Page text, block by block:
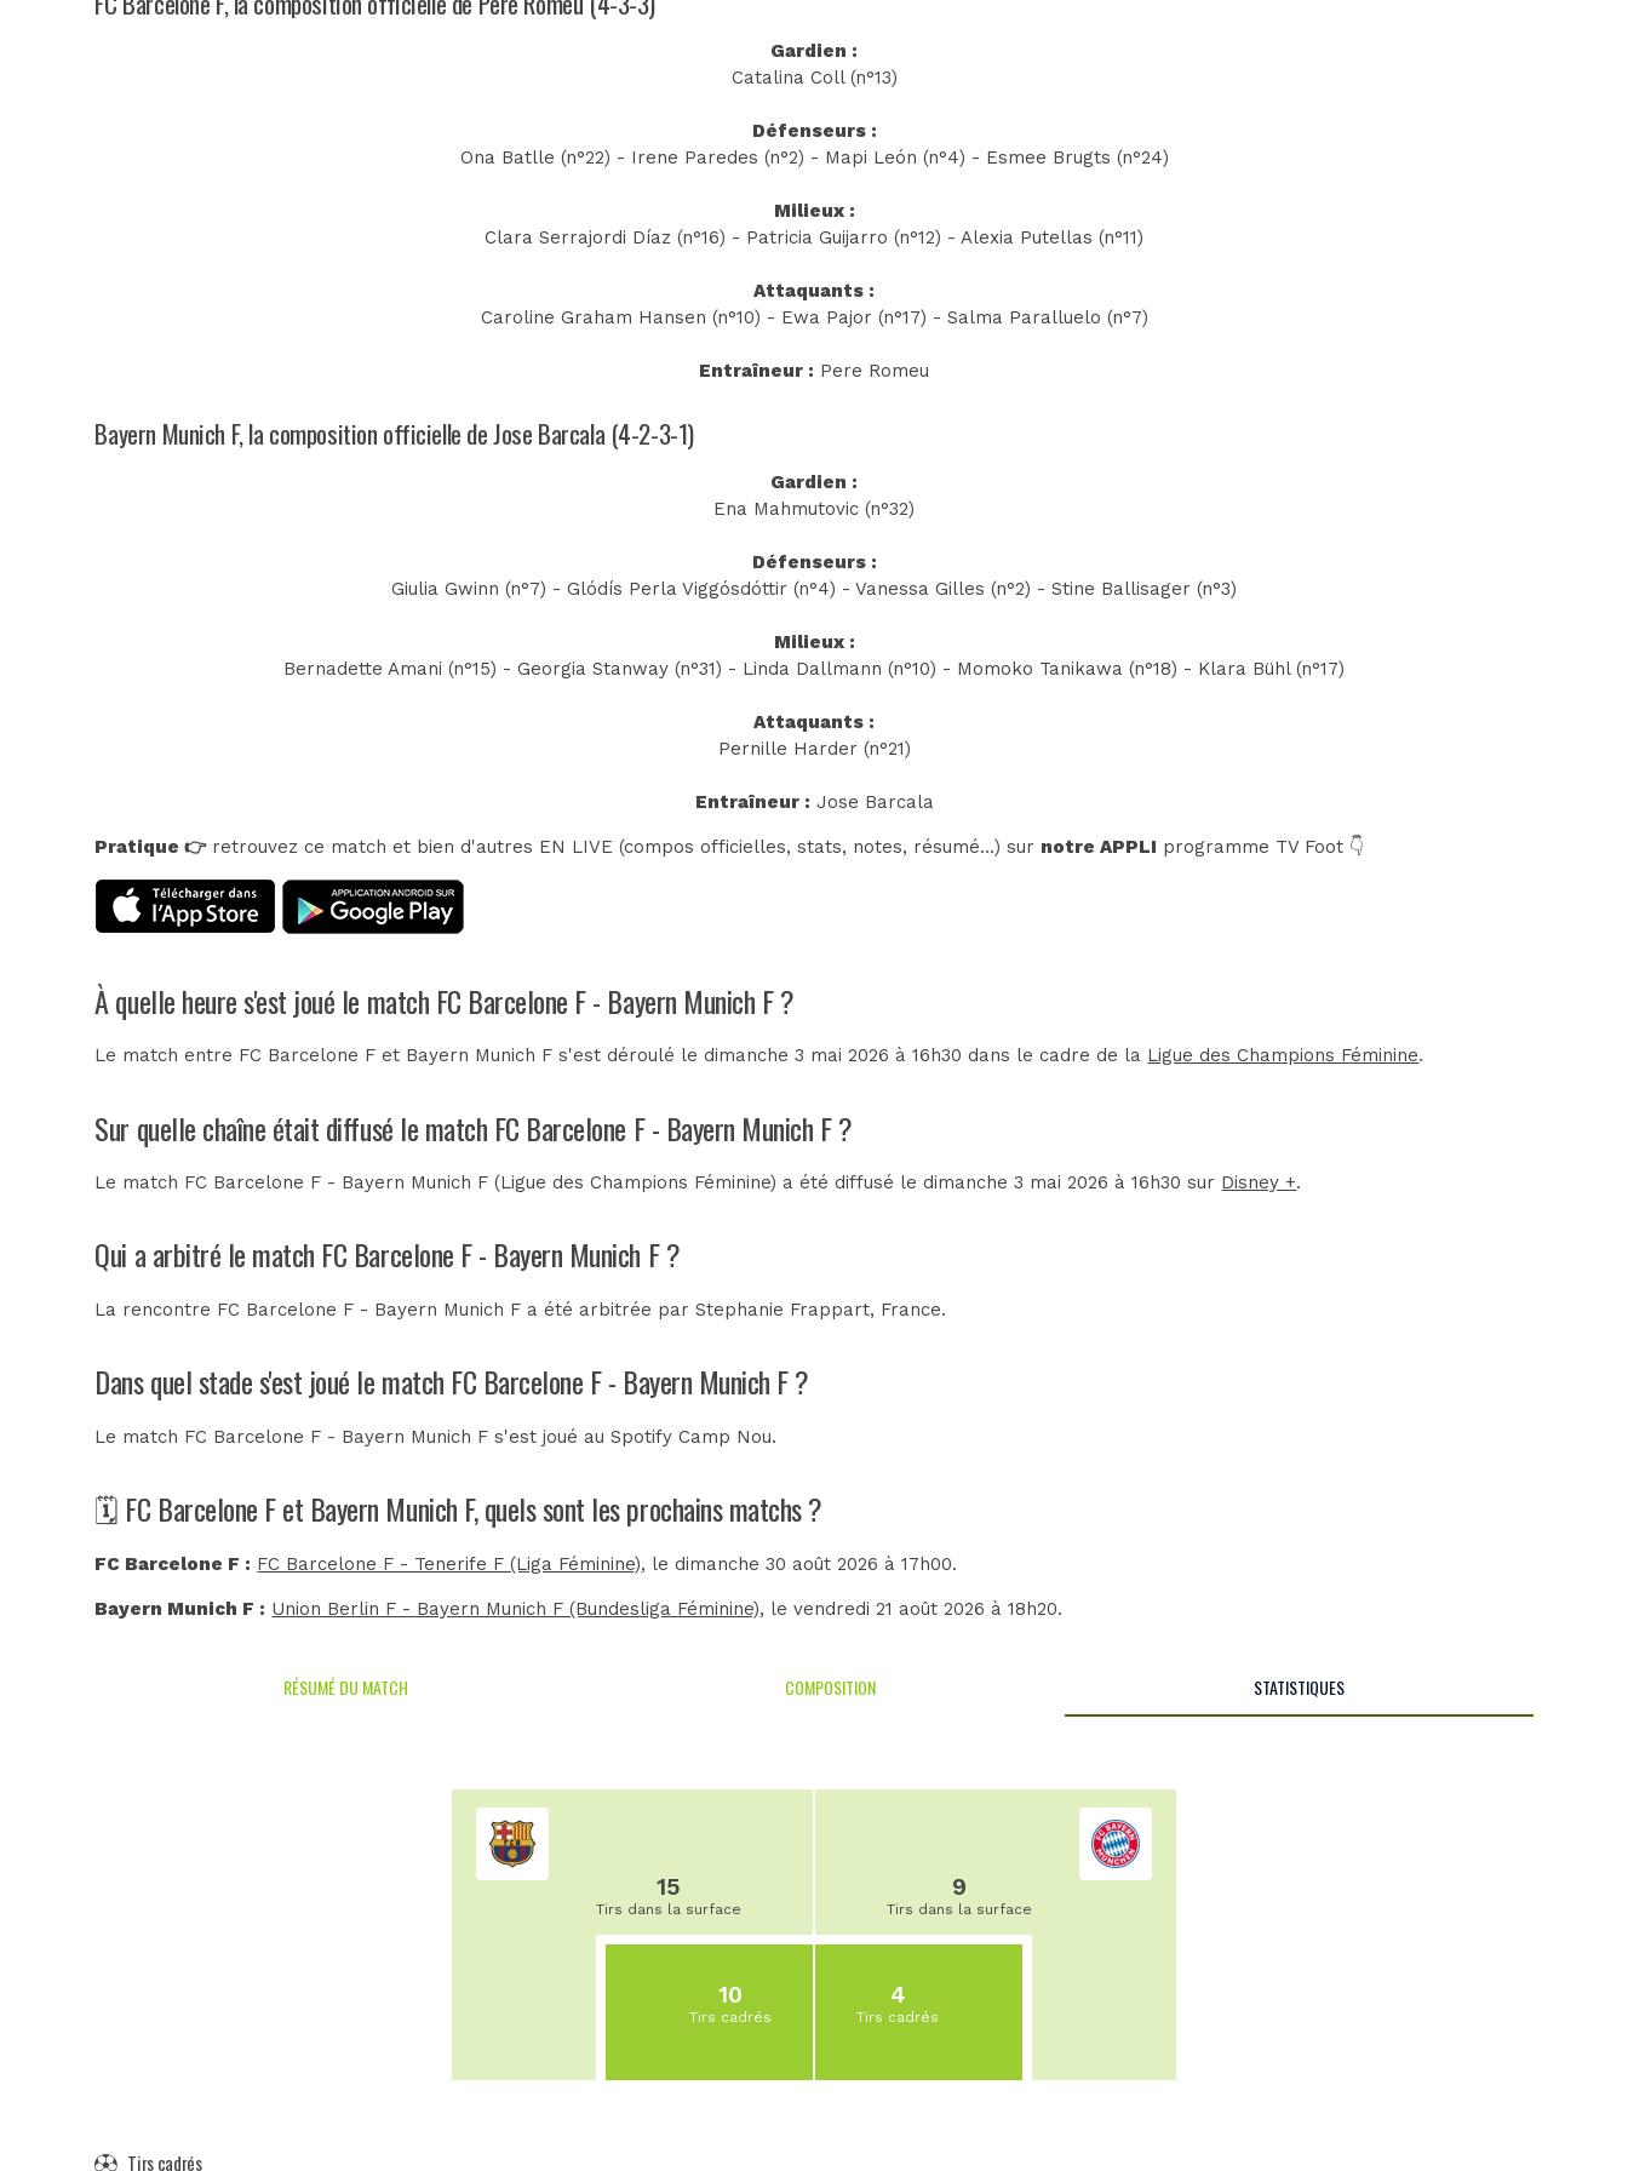
Gardien :
Catalina Coll (n°13)
Défenseurs :
Ona Batlle (n°22) - Irene Paredes (n°2) - Mapi León (n°4) - Esmee Brugts (n°24)
Milieux :
Clara Serrajordi Díaz (n°16) - Patricia Guijarro (n°12) - Alexia Putellas (n°11)
Attaquants :
Caroline Graham Hansen (n°10) - Ewa Pajor (n°17) - Salma Paralluelo (n°7)
Entraîneur : Pere Romeu
Bayern Munich F, la composition officielle de Jose Barcala (4-2-3-1)
Gardien :
Ena Mahmutovic (n°32)
Défenseurs :
Giulia Gwinn (n°7) - Glódís Perla Viggósdóttir (n°4) - Vanessa Gilles (n°2) - Stine Ballisager (n°3)
Milieux :
Bernadette Amani (n°15) - Georgia Stanway (n°31) - Linda Dallmann (n°10) - Momoko Tanikawa (n°18) - Klara Bühl (n°17)
Attaquants :
Pernille Harder (n°21)
Entraîneur : Jose Barcala
Pratique 👉retrouvez ce match et bien d'autres EN LIVE (compos officielles, stats, notes, résumé...) sur notre APPLI programme TV Foot 👇
À quelle heure s'est joué le match FC Barcelone F - Bayern Munich F ?
Le match entre FC Barcelone F et Bayern Munich F s'est déroulé le dimanche 3 mai 2026 à 16h30 dans le cadre de la Ligue des Champions Féminine.
Sur quelle chaîne était diffusé le match FC Barcelone F - Bayern Munich F ?
Le match FC Barcelone F - Bayern Munich F (Ligue des Champions Féminine) a été diffusé le dimanche 3 mai 2026 à 16h30 sur Disney +.
Qui a arbitré le match FC Barcelone F - Bayern Munich F ?
La rencontre FC Barcelone F - Bayern Munich F a été arbitrée parStephanie Frappart, France.
Dans quel stade s'est joué le match FC Barcelone F - Bayern Munich F ?
Le match FC Barcelone F - Bayern Munich F s'est joué auSpotify Camp Nou.
🗓️ FC Barcelone F et Bayern Munich F, quels sont les prochains matchs ?
FC Barcelone F : FC Barcelone F - Tenerife F (Liga Féminine), le dimanche 30 août 2026 à 17h00.
Bayern Munich F : Union Berlin F - Bayern Munich F (Bundesliga Féminine), le vendredi 21 août 2026 à 18h20.
RÉSUMÉ DU MATCH COMPOSITION STATISTIQUES
15
Tirs dans la surface
10
Tirs cadrés
9
Tirs dans la surface
4
Tirs cadrés
Tirs cadrés